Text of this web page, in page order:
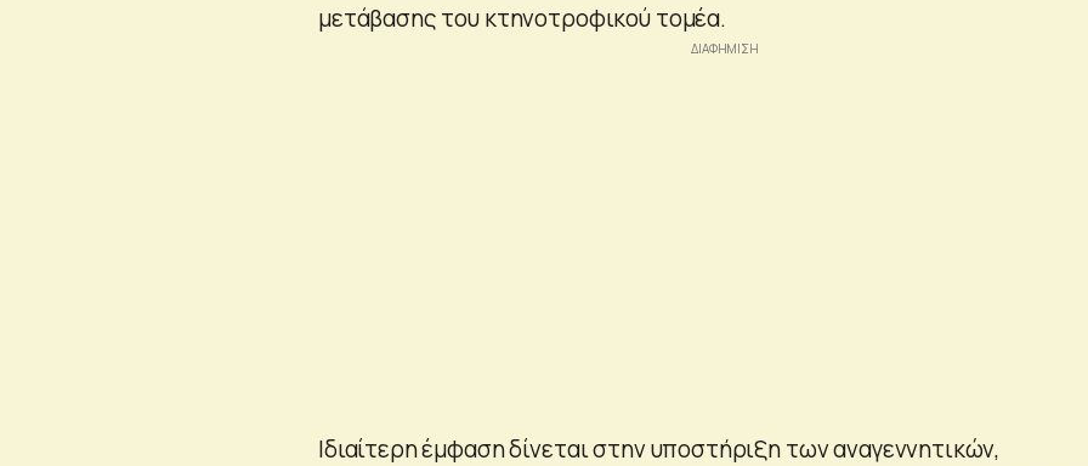
μετάβασης του κτηνοτροφικού τομέα.
Ιδιαίτερη έμφαση δίνεται στην υποστήριξη των αναγεννητικών,